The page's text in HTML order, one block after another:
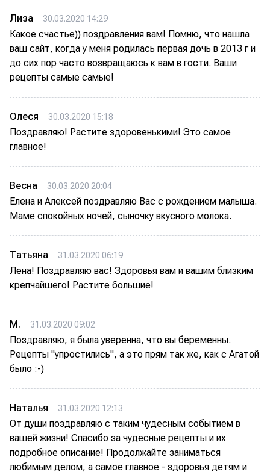
Лиза 30.03.2020 14:29
Какое счастье)) поздравления вам! Помню, что нашла
ваш сайт, когда у меня родилась первая дочь в 2013 г и
до сих пор часто возвращаюсь к вам в гости. Ваши
рецепты самые самые!
Олеся 30.03.2020 15:18
Поздравляю! Растите здоровенькими! Это самое
главное!
Весна 30.03.2020 20:04
Елена и Алексей поздравляю Вас с рождением малыша.
Маме спокойных ночей, сыночку вкусного молока.
Татьяна 31.03.2020 06:19
Лена! Поздравляю вас! Здоровья вам и вашим близким
крепчайшего! Растите большие!
M. 31.03.2020 09:02
Поздравляю, я была уверенна, что вы беременны.
Рецепты "упростились", а это прям так же, как с Агатой
было :-)
Наталья 31.03.2020 12:13
От души поздравляю с таким чудесным событием в
вашей жизни! Спасибо за чудесные рецепты и их
подробное описание! Продолжайте заниматься
любимым делом, а самое главное - здоровья детям и